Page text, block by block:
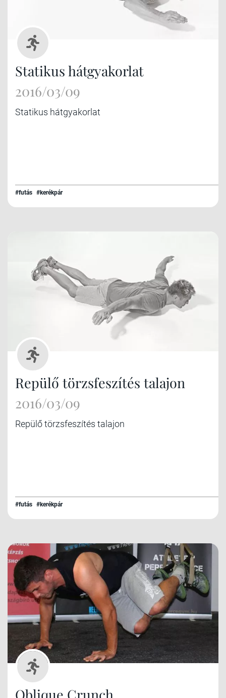
Statikus hátgyakorlat
2016/03/09
Statikus hátgyakorlat
#futás #kerékpár
Repülő törzsfeszítés talajon
2016/03/09
Repülő törzsfeszítés talajon
#futás #kerékpár
Oblique Crunch